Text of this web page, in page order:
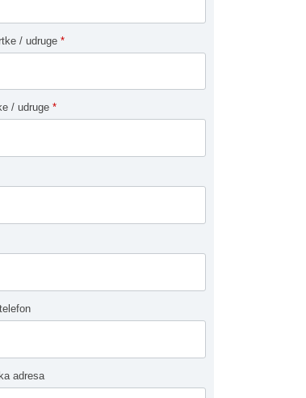
/ udruge *
/ udruge *
adresa